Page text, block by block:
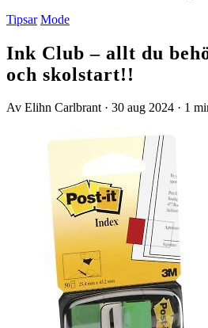
Tipsar Mode
Ink Club – allt du
och skolstart!!
Av Elihn Carlbrant · 30 aug 2024 · 1